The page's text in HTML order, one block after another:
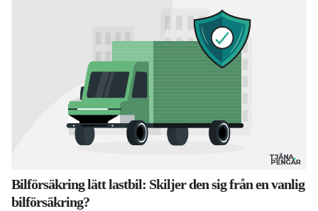
Bilförsäkring lätt lastbil: Skiljer den sig från en vanlig
bilförsäkring?